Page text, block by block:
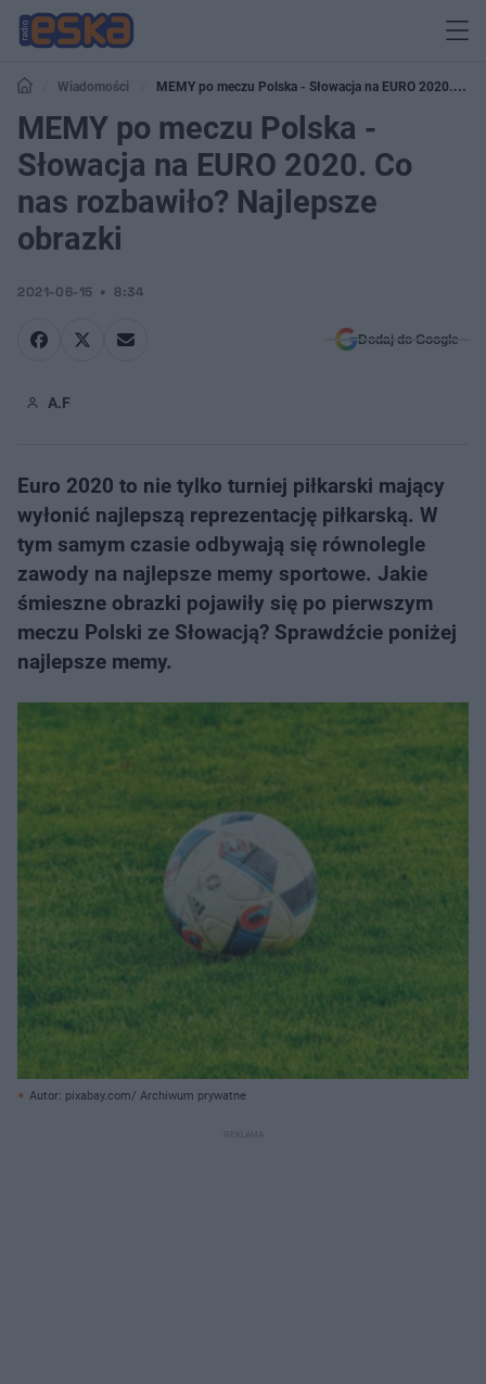
Wiadomości
MEMY po meczu Polska - Słowacja na EURO 2020. Co
nas rozbawiło? Najlepsze obrazki
MEMY po meczu Polska -
Słowacja na EURO 2020. Co
nas rozbawiło? Najlepsze
obrazki
2021-06-15 8:34
Dodaj do Google
A.F
Euro 2020 to nie tylko turniej piłkarski mający
wyłonić najlepszą reprezentację piłkarską. W
tym samym czasie odbywają się równolegle
zawody na najlepsze memy sportowe. Jakie
śmieszne obrazki pojawiły się po pierwszym
meczu Polski ze Słowacją? Sprawdźcie poniżej
najlepsze memy.
Autor: pixabay.com/ Archiwum prywatne